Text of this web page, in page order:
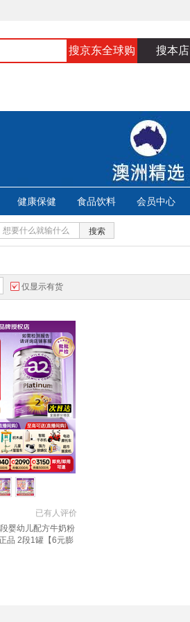
搜京东全球购 搜本店
健康保健 食品饮料 会员中心
搜索
仅显示有货
已有人评价
婴幼儿配方牛奶粉
品 2段1罐【6元膨